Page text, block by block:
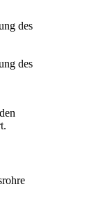
des
des